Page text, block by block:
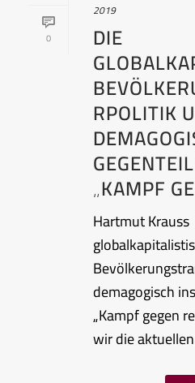
0
2019
DIE
RPOLITIK
„KAMPF
Hartmut
demagogisch
„Kampf gegen
wir die